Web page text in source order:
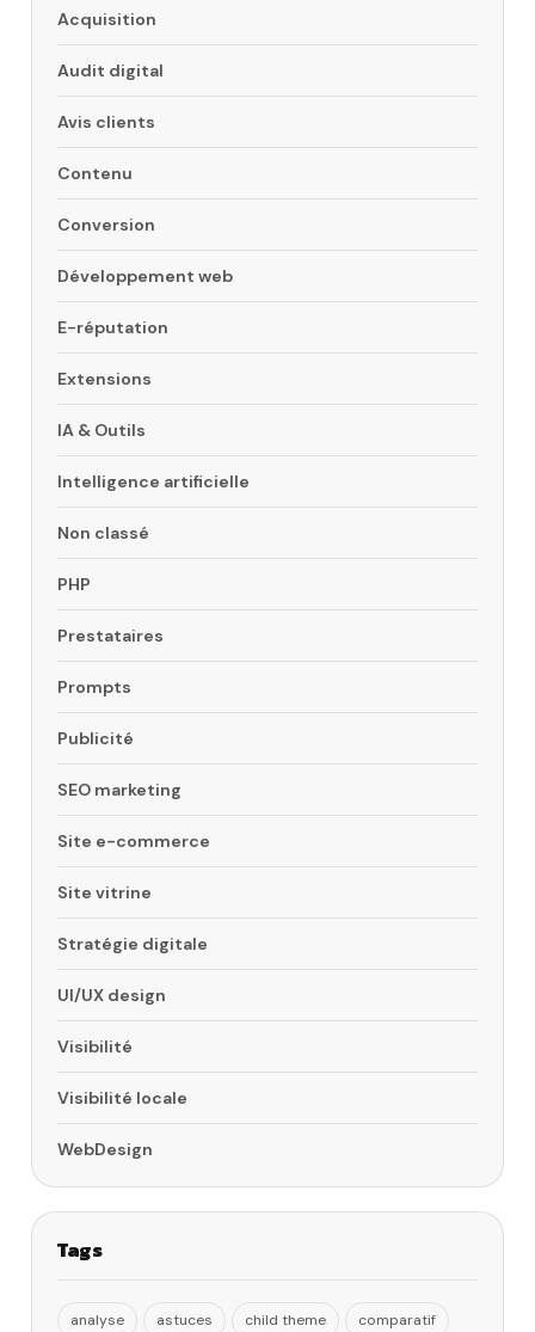
Acquisition
Audit digital
Avis clients
Contenu
Conversion
Développement web
E-réputation
Extensions
IA & Outils
Intelligence artificielle
Non classé
PHP
Prestataires
Prompts
Publicité
SEO marketing
Site e-commerce
Site vitrine
Stratégie digitale
UI/UX design
Visibilité
Visibilité locale
WebDesign
Tags
analyse astuces child theme
comparatif